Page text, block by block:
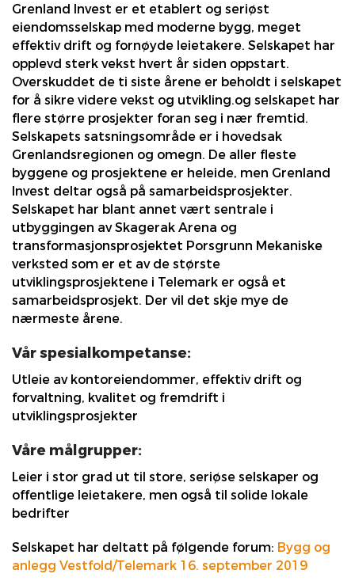
Grenland Invest er et etablert og seriøst
eiendomsselskap med moderne bygg, meget
effektiv drift og fornøyde leietakere. Selskapet har
opplevd sterk vekst hvert år siden oppstart.
Overskuddet de ti siste årene er beholdt i selskapet
for å sikre videre vekst og utvikling.og selskapet har
flere større prosjekter foran seg i nær fremtid.
Selskapets satsningsområde er i hovedsak
Grenlandsregionen og omegn. De aller fleste
byggene og prosjektene er heleide, men Grenland
Invest deltar også på samarbeidsprosjekter.
Selskapet har blant annet vært sentrale i
utbyggingen av Skagerak Arena og
transformasjonsprosjektet Porsgrunn Mekaniske
verksted som er et av de største
utviklingsprosjektene i Telemark er også et
samarbeidsprosjekt. Der vil det skje mye de
nærmeste årene.
Vår spesialkompetanse:
Utleie av kontoreiendommer, effektiv drift og
forvaltning, kvalitet og fremdrift i
utviklingsprosjekter
Våre målgrupper:
Leier i stor grad ut til store, seriøse selskaper og
offentlige leietakere, men også til solide lokale
bedrifter
Selskapet har deltatt på følgende forum: Bygg og
anlegg Vestfold/Telemark 16. september 2019